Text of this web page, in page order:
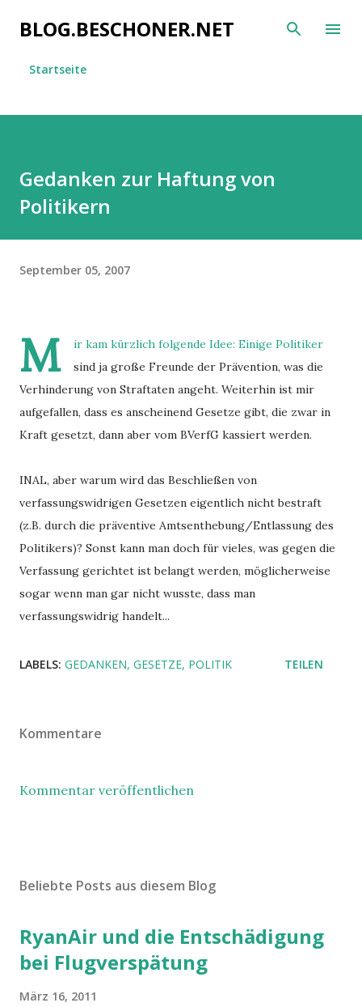
Direkt zum Hauptbereich
BLOG.BESCHONER.NET
Startseite
Gedanken zur Haftung von
Politikern
September 05, 2007
M
ir kam kürzlich folgende Idee: Einige Politiker
sind ja große Freunde der Prävention, was die
Verhinderung von Straftaten angeht. Weiterhin ist mir
aufgefallen, dass es anscheinend Gesetze gibt, die zwar in
Kraft gesetzt, dann aber vom BVerfG kassiert werden.
INAL, aber warum wird das Beschließen von
verfassungswidrigen Gesetzen eigentlich nicht bestraft
(z.B. durch die präventive Amtsenthebung/Entlassung des
Politikers)? Sonst kann man doch für vieles, was gegen die
Verfassung gerichtet ist belangt werden, möglicherweise
sogar wenn man gar nicht wusste, dass man
verfassungswidrig handelt...
LABELS: GEDANKEN GESETZE POLITIK TEILEN
Kommentare
Kommentar veröffentlichen
Beliebte Posts aus diesem Blog
RyanAir und die Entschädigung
bei Flugverspätung
März 16, 2011